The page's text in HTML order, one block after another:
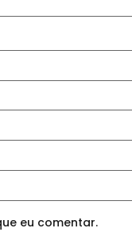
eu comentar.